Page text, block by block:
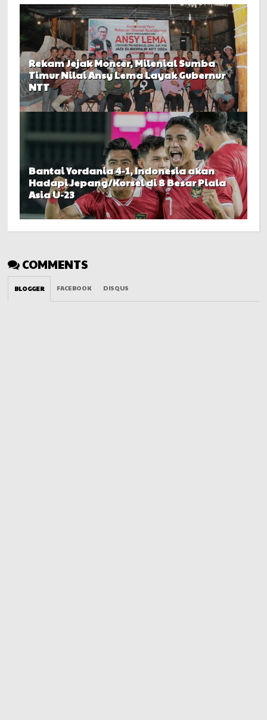
Rekam Jejak Moncer, Milenial Sumba
Timur Nilai Ansy Lema Layak Gubernur
NTT
Bantai Yordania 4-1, Indonesia akan
Hadapi Jepang/Korsel di 8 Besar Piala
Asia U-23
COMMENTS
BLOGGER FACEBOOK DISQUS